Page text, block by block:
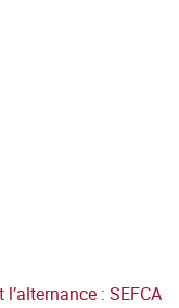
: SEFCA